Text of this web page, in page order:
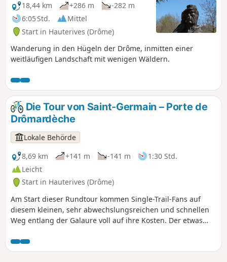
18,44 km
+286 m
-282 m
6:05 Std.
Mittel
Start in Hauterives (Drôme)
Wanderung in den Hügeln der Drôme, inmitten einer
weitläufigen Landschaft mit wenigen Wäldern.
Die Tour von Saint-Germain – Porte de
Drômardèche
Lokale Behörde
8,69 km
+141 m -141 m
1:30 Std.
Leicht
Start in Hauterives (Drôme)
Am Start dieser Rundtour kommen Single-Trail-Fans auf
diesem kleinen, sehr abwechslungsreichen und schnellen
Weg entlang der Galaure voll auf ihre Kosten. Der etwas
Punkt der Strecke, von wo aus Sie einen herrlichen Blick auf
das Galaure-Tal genießen können. Der Abstieg nach